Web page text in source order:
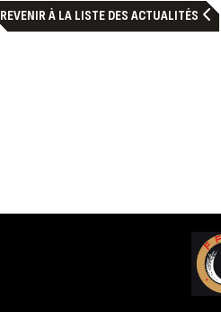
REVENIR À LA LISTE DES ACTUALITÉS